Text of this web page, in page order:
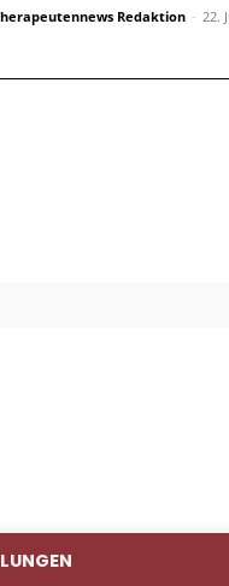
Redaktion - 22.